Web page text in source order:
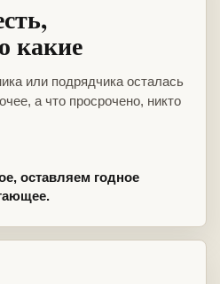
какие
или подрядчика осталась
а что просрочено, никто
оставляем годное